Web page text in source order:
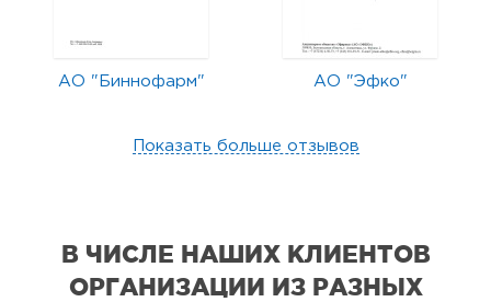
АО "Биннофарм" АО "Эфко"
Показать больше отзывов
В ЧИСЛЕ НАШИХ КЛИЕНТОВ
ОРГАНИЗАЦИИ ИЗ РАЗНЫХ